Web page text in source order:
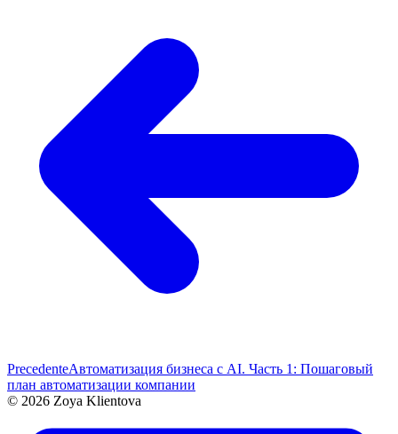
PrecedenteАвтоматизация бизнеса с AI. Часть 1: Пошаговый
план автоматизации компании
© 2026 Zoya Klientova